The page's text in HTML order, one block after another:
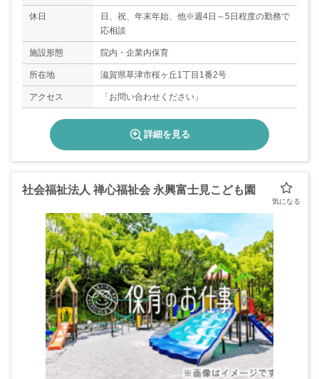
休日
日、祝、年末年始、他※週4日～5日程度の勤務で
応相談
施設形態 院内・企業内保育
所在地 滋賀県草津市桜ヶ丘1丁目1番2号
アクセス 「お問い合わせください」
詳細を見る
社会福祉法人 禅心福祉会 永興富士見こども園